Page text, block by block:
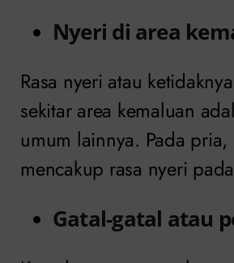
Nyeri di area
Rasa nyeri atau
sekitar area kemaluan
umum lainnya. Pada
mencakup rasa nyeri
Gatal-gatal atau